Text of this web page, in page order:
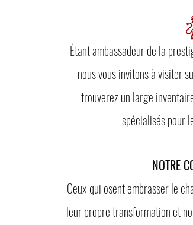
Étant ambassadeur de la
nous vous invitons à visiter
trouverez un large
spécialisés pour
NOTRE
Ceux qui osent embrasser le
leur propre transformation et